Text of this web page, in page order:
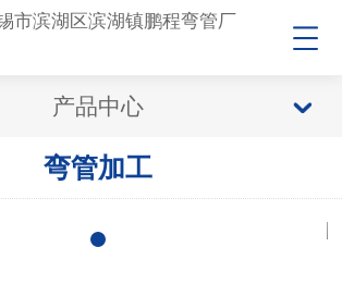
产品中心
弯管加工